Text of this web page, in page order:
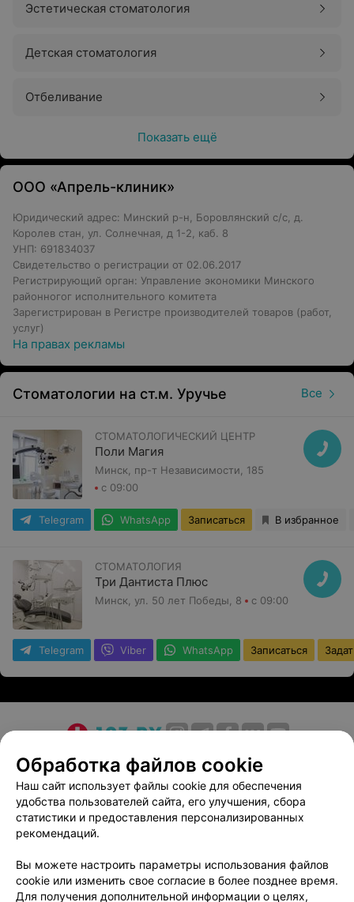
Эстетическая стоматология
Детская стоматология
Отбеливание
Показать ещё
ООО «Апрель-клиник»
Юридический адрес: Минский р-н, Боровлянский с/с, д.
Королев стан, ул. Солнечная, д 1-2, каб. 8
УНП: 691834037
Свидетельство о регистрации от 02.06.2017
Регистрирующий орган: Управление экономики Минского
районногог исполнительного комитета
Зарегистрирован в Регистре производителей товаров (работ,
услуг)
На правах рекламы
Стоматологии на ст.м. Уручье Все
СТОМАТОЛОГИЧЕСКИЙ ЦЕНТР
Поли Магия
Минск, пр-т Независимости, 185
с 09:00
Telegram WhatsApp Записаться В избранное
СТОМАТОЛОГИЯ
Три Дантиста Плюс
Минск, ул. 50 лет Победы, 8 с 09:00
Telegram Viber WhatsApp Записаться
О проекте Новости проекта
Размещение рекламы
Медицинский маркетинг
Публичный договор
Пользовательское соглашение
Способы оплаты
Вакансии
Партнеры
Написать в поддержку
Персональные настройки cookie
Обработка файлов cookie
Наш сайт использует файлы cookie для обеспечения
удобства пользователей сайта, его улучшения, сбора
статистики и предоставления персонализированных
рекомендаций.
Вы можете настроить параметры использования файлов
cookie или изменить свое согласие в более позднее время.
Для получения дополнительной информации о целях,